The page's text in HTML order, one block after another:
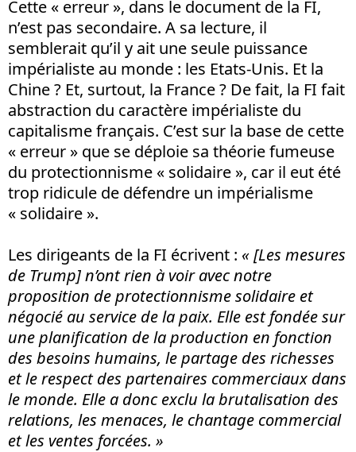
Cette « erreur », dans le document de la FI,
n’est pas secondaire. A sa lecture, il
semblerait qu’il y ait une seule puissance
impérialiste au monde : les Etats-Unis. Et la
Chine ? Et, surtout, la France ? De fait, la FI fait
abstraction du caractère impérialiste du
capitalisme français. C’est sur la base de cette
« erreur » que se déploie sa théorie fumeuse
du protectionnisme « solidaire », car il eut été
trop ridicule de défendre un impérialisme
« solidaire ».
Les dirigeants de la FI écrivent : « [Les mesures
de Trump] n’ont rien à voir avec notre
proposition de protectionnisme solidaire et
négocié au service de la paix. Elle est fondée sur
une planification de la production en fonction
des besoins humains, le partage des richesses
et le respect des partenaires commerciaux dans
le monde. Elle a donc exclu la brutalisation des
relations, les menaces, le chantage commercial
et les ventes forcées. »